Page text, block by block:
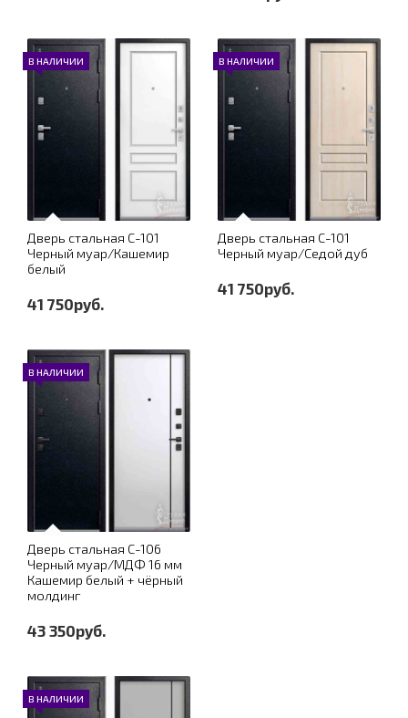
В НАЛИЧИИ
Дверь стальная С-101
Черный муар/Кашемир
белый
41 750руб.
В НАЛИЧИИ
Дверь стальная С-101
Черный муар/Седой дуб
41 750руб.
В НАЛИЧИИ
Дверь стальная С-106
Черный муар/МДФ 16 мм
Кашемир белый + чёрный
молдинг
43 350руб.
В НАЛИЧИИ